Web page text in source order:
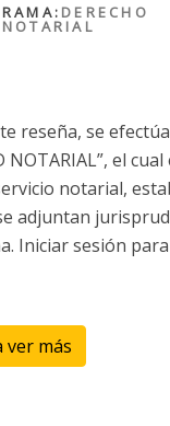
RAMA: DERECHO
NOTARIAL
reseña, se
NOTARIAL”, el
notarial,
adjuntan
Iniciar sesión
ver más